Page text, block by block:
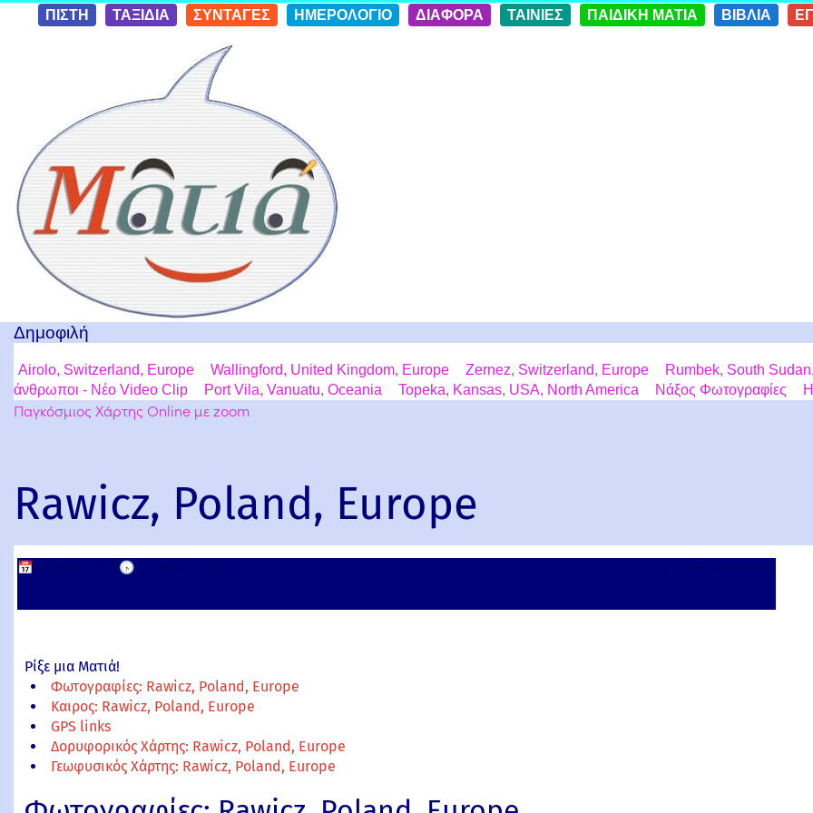
Skip to
conten
ΠΙΣΤΗ ΤΑΞΙΔΙΑ ΣΥΝΤΑΓΕΣ ΗΜΕΡΟΛΟΓΙΟ ΔΙΑΦΟΡΑ ΤΑΙΝΙΕΣ ΠΑΙΔΙΚΗ ΜΑΤΙΑ ΒΙΒΛΙΑ
Δημοφιλή
Airolo, Switzerland, Europe Wallingford, United Kingdom, Europe Zernez, Switzerland, Europe Rumbek, South
άνθρωποι - Νέο Video Clip
Port Vila, Vanuatu, Oceania Topeka, Kansas, USA, North America Νάξος Φωτογραφίες
Παγκόσμιος Χάρτης Online με zoom
Rawicz, Poland, Europe
📅 🕟
Ρίξε μια Ματιά!
Φωτογραφίες: Rawicz, Poland, Europe
Καιρος: Rawicz, Poland, Europe
GPS links
Δορυφορικός Χάρτης: Rawicz, Poland, Europe
Γεωφυσικός Χάρτης: Rawicz, Poland, Europe